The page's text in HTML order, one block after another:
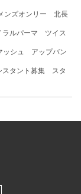
ンズオンリー 北長
ルパーマ ツイス
ッシュ アップバン
タント募集 スタ